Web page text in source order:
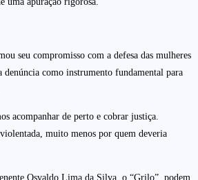
seu compromisso com a defesa das mulheres
denúncia como instrumento fundamental para
acompanhar de perto e cobrar justiça.
muito menos por quem deveria
Osvaldo Lima da Silva, o “Grilo”, podem